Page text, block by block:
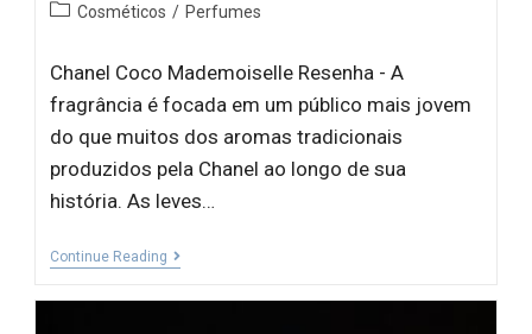
Cosméticos / Perfumes
Chanel Coco Mademoiselle Resenha - A
fragrância é focada em um público mais jovem
do que muitos dos aromas tradicionais
produzidos pela Chanel ao longo de sua
história. As leves…
Continue Reading